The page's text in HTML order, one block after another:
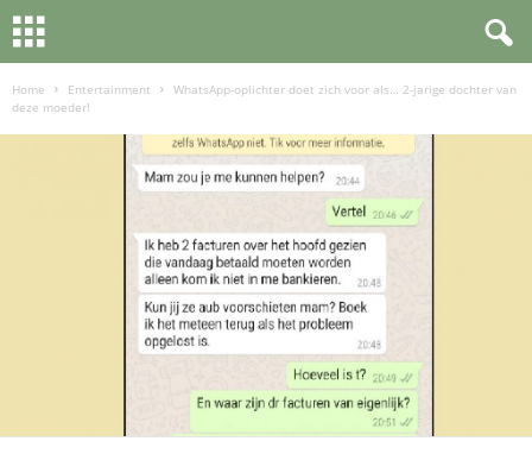
Home Entertainment
WhatsApp-oplichter doet zich voor als… 2-jarige dochter van
deze moeder!